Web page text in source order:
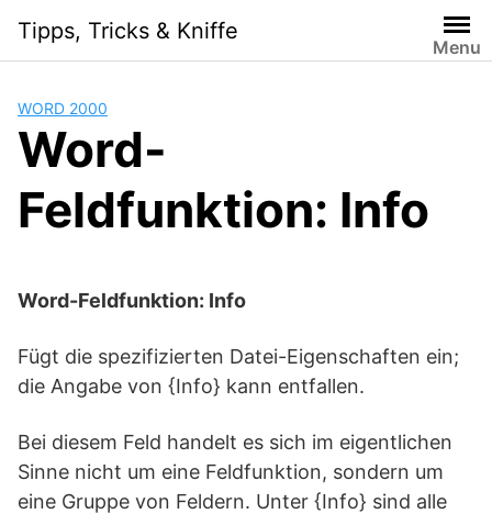
content
Tipps, Tricks & Kniffe
Menu
WORD 2000
Word-
Feldfunktion: Info
Word-Feldfunktion: Info
Fügt die spezifizierten Datei-Eigenschaften ein;
die Angabe von {Info} kann entfallen.
Bei diesem Feld handelt es sich im eigentlichen
Sinne nicht um eine Feldfunktion, sondern um
eine Gruppe von Feldern. Unter {Info} sind alle